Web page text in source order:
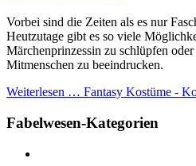
Vorbei sind die Zeiten als es nur
Heutzutage gibt es so viele
Märchenprinzessin zu schlüpfen
Mitmenschen zu beeindrucken.
Weiterlesen … Fantasy Kostüme -
Fabelwesen-Kategorien